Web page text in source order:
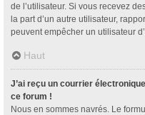
de l’utilisateur. Si vous recevez
la part d’un autre utilisateur,
peuvent empêcher un utilisateur
Haut
J’ai reçu un courrier
ce forum !
Nous en sommes navrés. Le